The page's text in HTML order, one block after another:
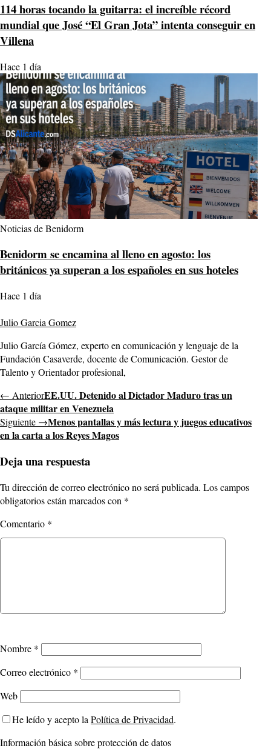
114 horas tocando la guitarra: el increíble récord
mundial que José “El Gran Jota” intenta conseguir en
Villena
Hace 1 día
Noticias de Benidorm
Benidorm se encamina al lleno en agosto: los
británicos ya superan a los españoles en sus hoteles
Hace 1 día
Julio Garcia Gomez
Julio García Gómez, experto en comunicación y lenguaje de la
Fundación Casaverde, docente de Comunicación. Gestor de
Talento y Orientador profesional,
← AnteriorEE.UU. Detenido al Dictador Maduro tras un
ataque militar en Venezuela
Siguiente →Menos pantallas y más lectura y juegos educativos
en la carta a los Reyes Magos
Deja una respuesta
Tu dirección de correo electrónico no será publicada. Los campos
obligatorios están marcados con *
Comentario *
Nombre *
Correo electrónico *
Web
He leído y acepto la Política de Privacidad.
Información básica sobre protección de datos